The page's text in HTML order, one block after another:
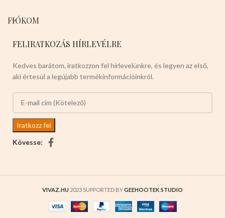
FIÓKOM
FELIRATKOZÁS HÍRLEVÉLRE
Kedves barátom, iratkozzon fel hírlevelünkre, és legyen az első,
aki értesül a legújabb termékinformációinkról.
Kövesse:
VIVAZ.HU 2023 SUPPORTED BYGEEHOOTEK STUDIO